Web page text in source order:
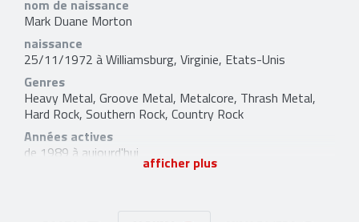
nom de naissance
Mark Duane Morton
naissance
25/11/1972 à Williamsburg, Virginie, Etats-Unis
Genres
Heavy Metal, Groove Metal, Metalcore, Thrash Metal,
Hard Rock, Southern Rock, Country Rock
Années actives
de 1989 à aujourd'hui
afficher plus